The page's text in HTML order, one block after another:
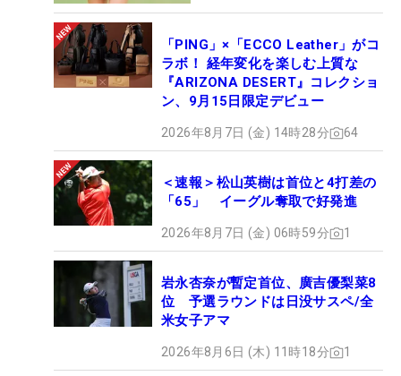
「PING」×「ECCO Leather」がコ
ラボ！ 経年変化を楽しむ上質な
『ARIZONA DESERT』コレクショ
ン、9月15日限定デビュー
2026年8月7日 (金) 14時28分 64
＜速報＞松山英樹は首位と4打差の
「65」 イーグル奪取で好発進
2026年8月7日 (金) 06時59分 1
岩永杏奈が暫定首位、廣吉優梨菜8
位 予選ラウンドは日没サスペ/全
米女子アマ
2026年8月6日 (木) 11時18分 1